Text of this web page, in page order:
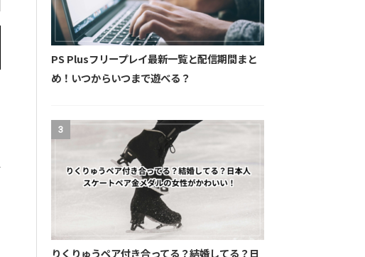
PS Plusフリープレイ最新一覧と配信期間まと
め！いつからいつまで遊べる？
3
りくりゅうペア付き合ってる？結婚してる？日